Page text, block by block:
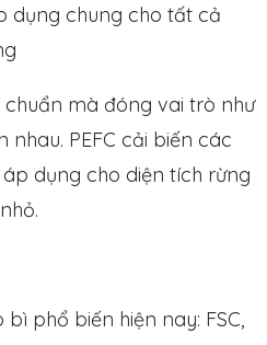
dụng chung cho tất cả
chuẩn mà đóng vai trò như
PEFC cải biến các
dụng cho diện tích rừng
phổ biến hiện nay: FSC,